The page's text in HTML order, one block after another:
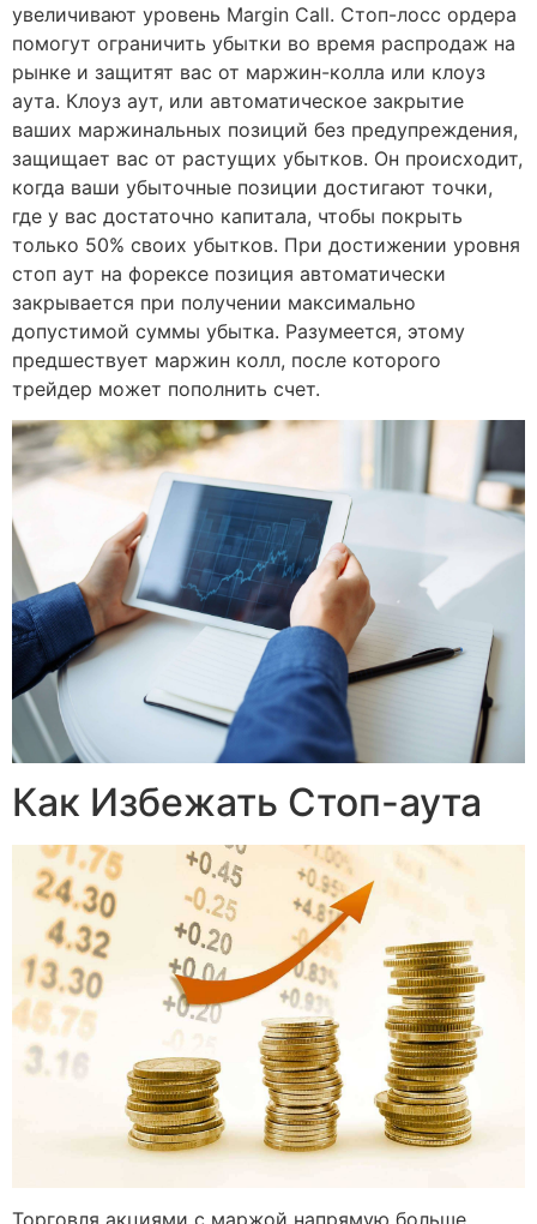
увеличивают уровень Margin Call. Стоп-лосс ордера
помогут ограничить убытки во время распродаж на
рынке и защитят вас от маржин-колла или клоуз
аута. Клоуз аут, или автоматическое закрытие
ваших маржинальных позиций без предупреждения,
защищает вас от растущих убытков. Он происходит,
когда ваши убыточные позиции достигают точки,
где у вас достаточно капитала, чтобы покрыть
только 50% своих убытков. При достижении уровня
стоп аут на форексе позиция автоматически
закрывается при получении максимально
допустимой суммы убытка. Разумеется, этому
предшествует маржин колл, после которого
трейдер может пополнить счет.
Как Избежать Стоп-аута